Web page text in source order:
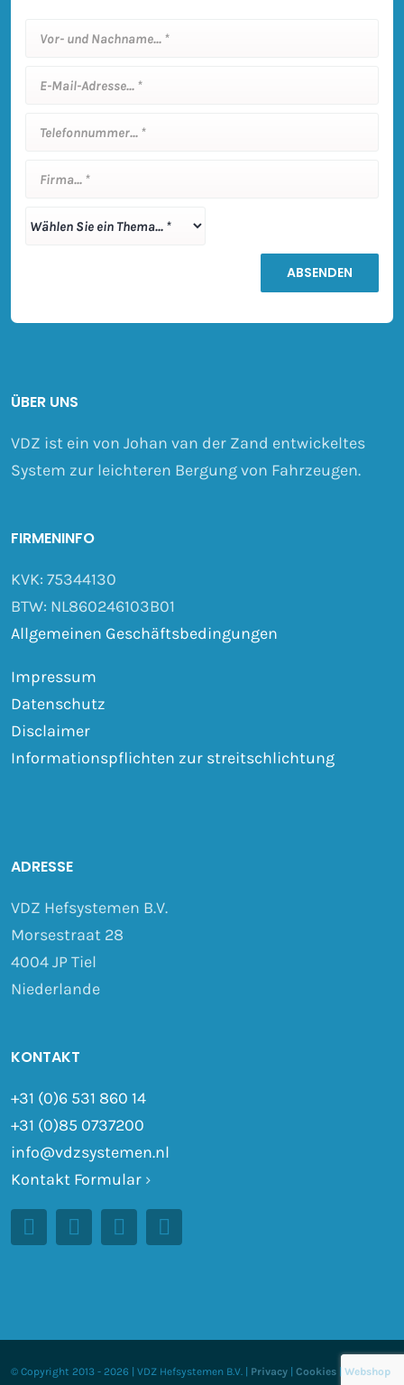
ÜBER UNS
VDZ ist ein von Johan van der Zand entwickeltes
System zur leichteren Bergung von Fahrzeugen.
FIRMENINFO
KVK: 75344130
BTW: NL860246103B01
Allgemeinen Geschäftsbedingungen
Impressum
Datenschutz
Disclaimer
Informationspflichten zur streitschlichtung
ADRESSE
VDZ Hefsystemen B.V.
Morsestraat 28
4004 JP Tiel
Niederlande
KONTAKT
+31 (0)6 531 860 14
+31 (0)85 0737200
info@vdzsystemen.nl
Kontakt Formular›
© Copyright 2013 - 2026 | VDZ Hefsystemen B.V. | Privacy| Cookies| Webshop